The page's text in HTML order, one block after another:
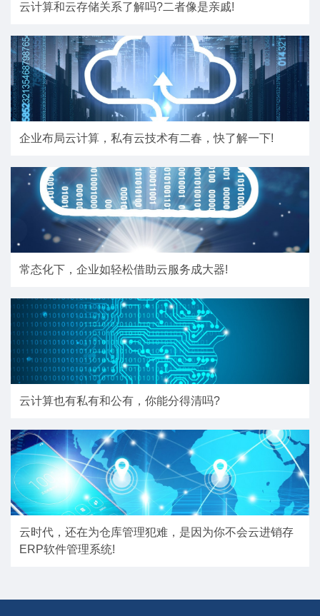
云计算和云存储关系了解吗?二者像是亲戚!
企业布局云计算，私有云技术有二春，快了解一下!
常态化下，企业如轻松借助云服务成大器!
云计算也有私有和公有，你能分得清吗?
云时代，还在为仓库管理犯难，是因为你不会云进销存
ERP软件管理系统!